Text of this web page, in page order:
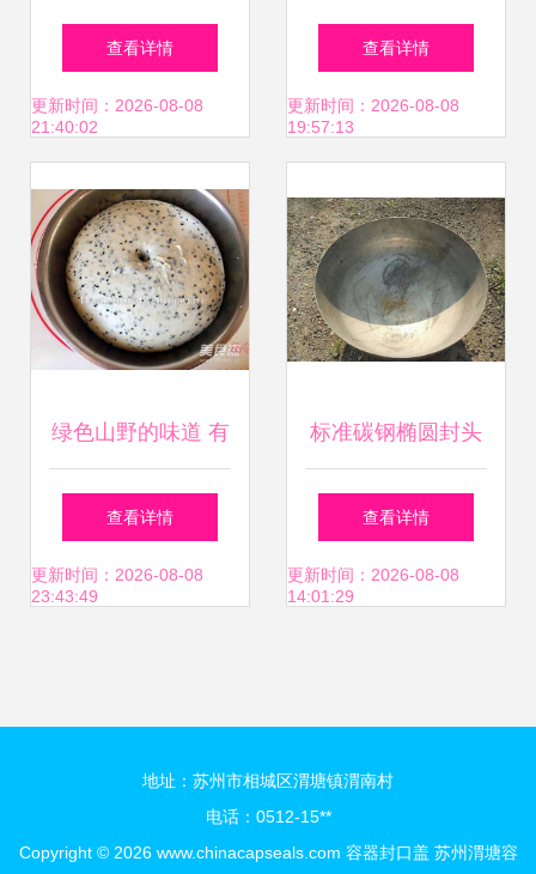
调味罐的功能与选
购指南
查看详情
更新时间：2026-08-08
21:40:02
玻璃钢容器、贮罐
与冷库制造的最佳
查看详情
更新时间：2026-08-08
19:57:13
绿色山野的味道 有
机黑芝麻吐司的制
作手帖
查看详情
更新时间：2026-08-08
23:43:49
标准碳钢椭圆封头
价格 河北标准碳钢
椭圆封头 佰诚封头
查看详情
更新时间：2026-08-08
14:01:29
地址：苏州市相城区渭塘镇渭南村
电话：0512-15**
Copyright © 2026 www.chinacapseals.com 容器封口盖 苏州渭塘容